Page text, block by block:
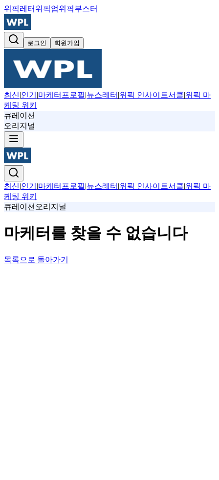
위픽레터 위픽업위픽부스터
로그인 회원가입
최신|인기 |마케터프로필|뉴스레터 |위픽 인사이트서클|위픽 마
케팅 위키
큐레이션
오리지널
최신|인기 |마케터프로필|뉴스레터 |위픽 인사이트서클|위픽 마
케팅 위키
큐레이션 오리지널
마케터를 찾을 수 없습니다
목록으로 돌아가기